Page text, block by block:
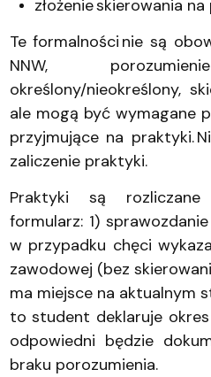
złożenie skierowania
Te formalności nie są
NNW,
określony/nieokreślony,
ale mogą być wymagane
przyjmujące na praktyki.
zaliczenie praktyki.
Praktyki są
formularz: 1)
w przypadku chęci
zawodowej (bez
ma miejsce na aktualnym
to student deklaruje
odpowiedni będzie
braku porozumienia.